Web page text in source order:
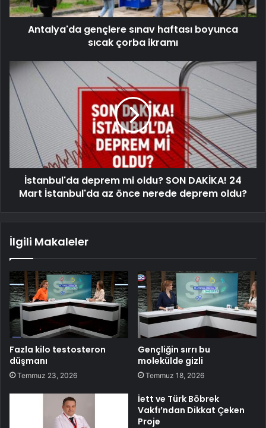
Antalya'da gençlere sınav haftası boyunca
sıcak çorba ikramı
İstanbul'da deprem mi oldu? SON DAKİKA! 24
Mart İstanbul'da az önce nerede deprem oldu?
İlgili Makaleler
Fazla kilo testosteron
düşmanı
Temmuz 23, 2026
Gençliğin sırrı bu
molekülde gizli
Temmuz 18, 2026
İett ve Türk Böbrek
Vakfı’ndan Dikkat Çeken
Proje